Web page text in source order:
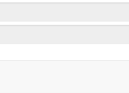
슴 한켠에서 내내 저